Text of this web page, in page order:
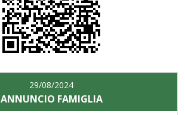
29/08/2024
ANNUNCIO FAMIGLIA